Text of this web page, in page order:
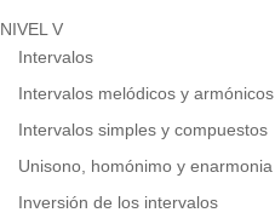
NIVEL V
Intervalos
Intervalos melódicos y armónicos
Intervalos simples y compuestos
Unisono, homónimo y enarmonia
Inversión de los intervalos